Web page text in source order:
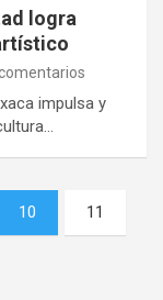
logra
impulsa y
10 11